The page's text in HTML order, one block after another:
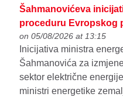
Šahmanovićeva
proceduru Evropskog
on 05/08/2026 at 13:15
Inicijativa ministra
Šahmanovića za
sektor električne
ministri energetike